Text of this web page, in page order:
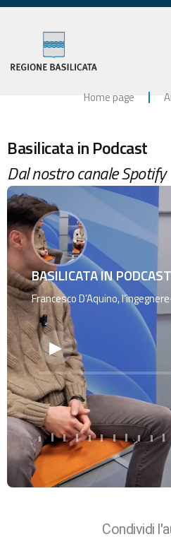
Home page
Basilicata in Podcast
Dal nostro canale Spotify
BASILICATA IN PODCAST
Francesco D’Aquino,
Condividi